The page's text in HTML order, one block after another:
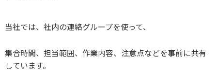
当社では、社内の連絡グループを使って、
集合時間、担当範囲、作業内容、注意点などを事前に共有
しています。